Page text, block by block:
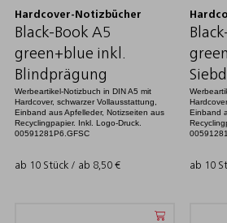
Hardcover-Notizbücher
Black-Book A5
green+blue inkl.
Blindprägung
Werbeartikel-Notizbuch in DIN A5 mit
Hardcover, schwarzer Vollausstattung,
Einband aus Apfelleder, Notizseiten aus
Recyclingpapier. Inkl. Logo-Druck.
00591281P6.GFSC
ab 10 Stück / ab 8,50 €
Einband
ab 10